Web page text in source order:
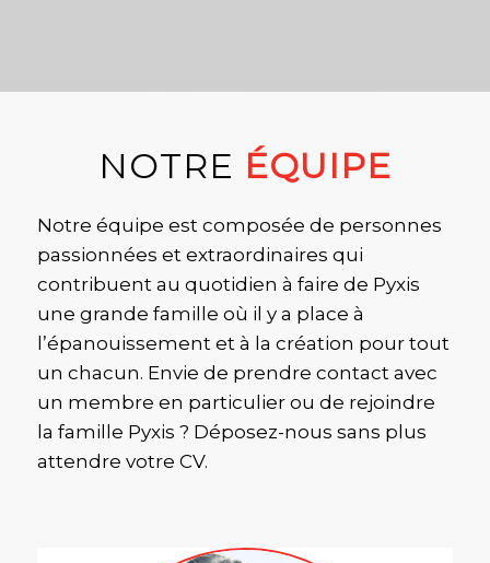
NOTRE ÉQUIPE
Notre équipe est composée de personnes
passionnées et extraordinaires qui
contribuent au quotidien à faire de Pyxis
une grande famille où il y a place à
l’épanouissement et à la création pour tout
un chacun. Envie de prendre contact avec
un membre en particulier ou de rejoindre
la famille Pyxis ? Déposez-nous sans plus
attendre votre CV.